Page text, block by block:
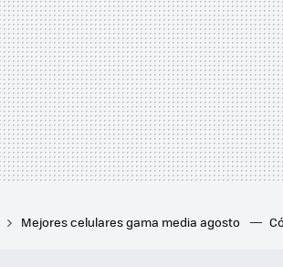
Mejores celulares gama media agosto